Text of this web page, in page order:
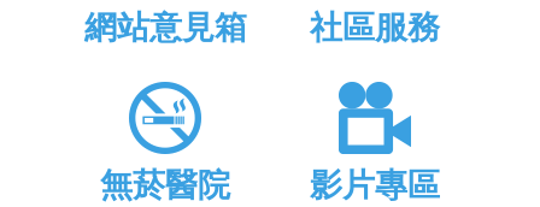
網站意見箱 社區服務
無菸醫院 影片專區